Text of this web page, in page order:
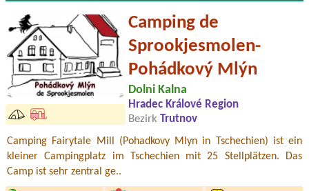
Camping de
Sprookjesmolen-
Pohádkový Mlýn
Dolni Kalna
Hradec Králové Region
Bezirk
Trutnov
Camping Fairytale Mill (Pohadkovy Mlyn in Tschechien) ist ein
kleiner Campingplatz im Tschechien mit 25 Stellplätzen. Das
Camp ist sehr zentral ge..